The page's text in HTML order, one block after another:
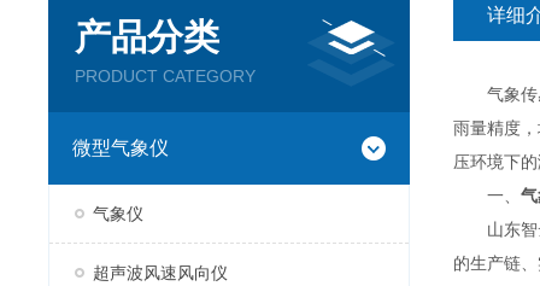
产品分类
PRODUCT CATEGORY
微型气象仪
气象仪
超声波风速风向仪
详细
气象传感
雨量精度
压环境下
一、
山东智云
的生产链